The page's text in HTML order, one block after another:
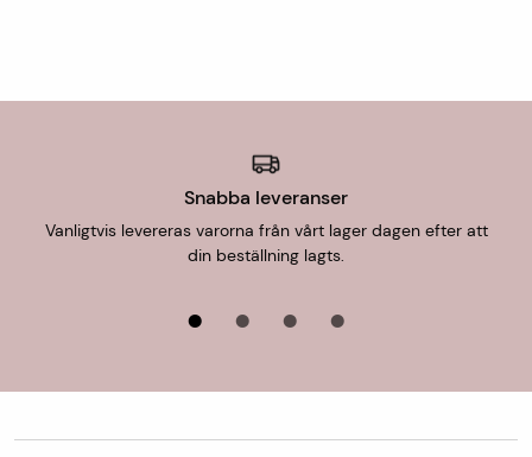
Snabba leveranser
Vanligtvis levereras varorna från vårt lager dagen efter att
din beställning lagts.